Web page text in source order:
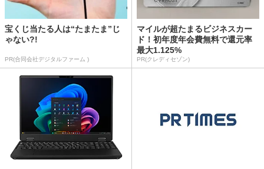
宝くじ当たる人は“たまたま”じ
ゃない?!
PR(合同会社デジタルファーム )
マイルが超たまるビジネスカー
ド！初年度年会費無料で還元率
最大1.125%
PR(クレディセゾン)